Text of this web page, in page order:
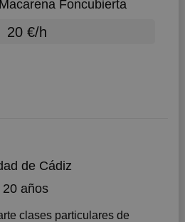
Macarena Foncubierta
20 €/h
de Cádiz
años
clases particulares de